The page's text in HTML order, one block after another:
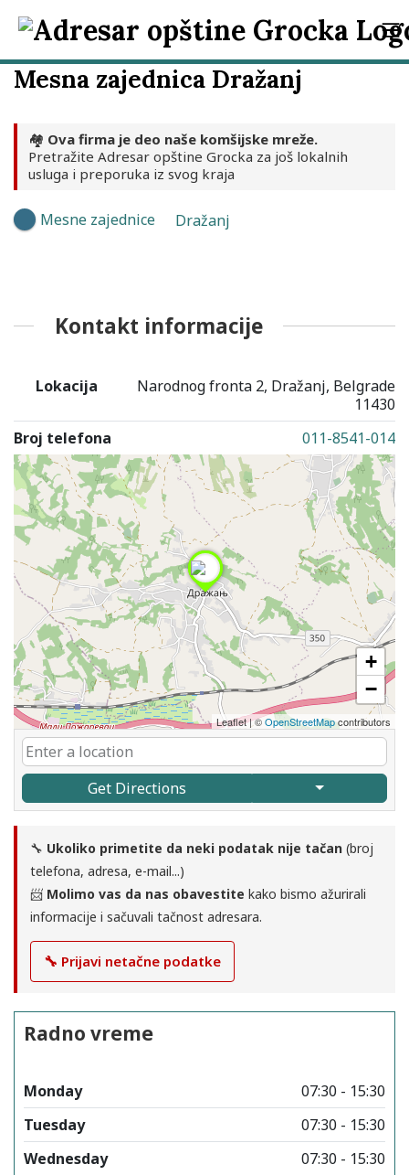
Mesna zajednica Dražanj
🏘️ Ova firma je deo naše komšijske mreže.
Pretražite Adresar opštine Grocka za još lokalnih
usluga i preporuka iz svog kraja
Mesne zajednice Dražanj
Kontakt informacije
Lokacija
Narodnog fronta 2, Dražanj, Belgrade
11430
Broj telefona
011-8541-014
+
−
Leaflet|©OpenStreetMapcontributors
Get Directions
🔧 Ukoliko primetite da neki podatak nije tačan (broj
telefona, adresa, e-mail...)
📨 Molimo vas da nas obavestite kako bismo ažurirali
informacije i sačuvali tačnost adresara.
🔧 Prijavi netačne podatke
Radno vreme
Monday
07:30 - 15:30
Tuesday
07:30 - 15:30
Wednesday
07:30 - 15:30